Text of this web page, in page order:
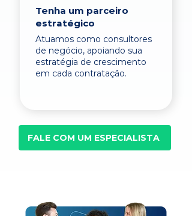
Tenha um parceiro
estratégico
Atuamos como consultores
de negócio, apoiando sua
estratégia de crescimento
em cada contratação.
FALE COM UM ESPECIALISTA